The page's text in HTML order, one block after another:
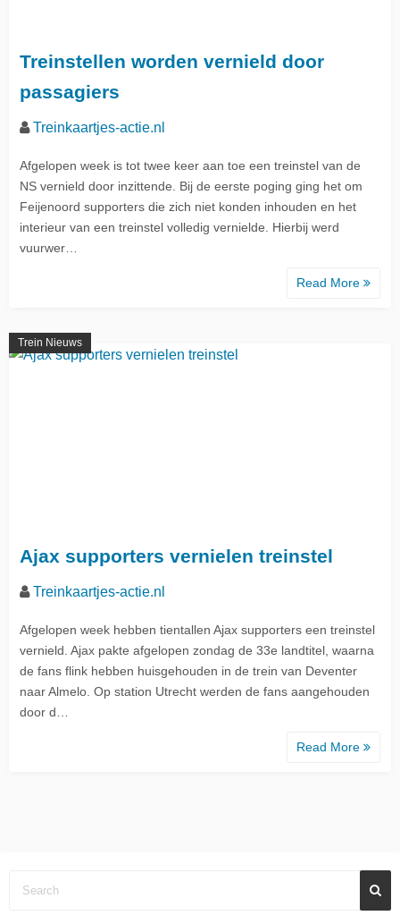
Treinstellen worden vernield door
passagiers
Treinkaartjes-actie.nl
Afgelopen week is tot twee keer aan toe een treinstel van de
NS vernield door inzittende. Bij de eerste poging ging het om
Feijenoord supporters die zich niet konden inhouden en het
interieur van een treinstel volledig vernielde. Hierbij werd
vuurwer…
Read More
Trein Nieuws
Ajax supporters vernielen treinstel
Treinkaartjes-actie.nl
Afgelopen week hebben tientallen Ajax supporters een treinstel
vernield. Ajax pakte afgelopen zondag de 33e landtitel, waarna
de fans flink hebben huisgehouden in de trein van Deventer
naar Almelo. Op station Utrecht werden de fans aangehouden
door d…
Read More